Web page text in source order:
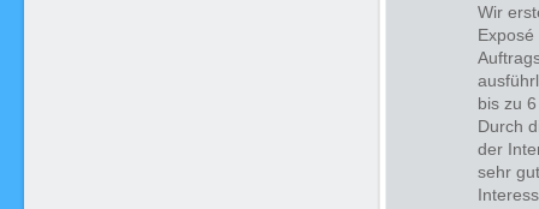
Wir
bis zu
Durch
der
sehr